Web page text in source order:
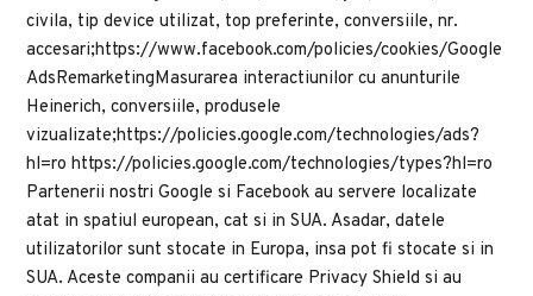
civila, tip device utilizat, top preferinte, conversiile, nr.
accesari;https://www.facebook.com/policies/cookies/Google
AdsRemarketingMasurarea interactiunilor cu anunturile
Heinerich, conversiile, produsele
vizualizate;https://policies.google.com/technologies/ads?
hl=ro https://policies.google.com/technologies/types?hl=ro
Partenerii nostri Google si Facebook au servere localizate
atat in spatiul european, cat si in SUA. Asadar, datele
utilizatorilor sunt stocate in Europa, insa pot fi stocate si in
SUA. Aceste companii au certificare Privacy Shield si au